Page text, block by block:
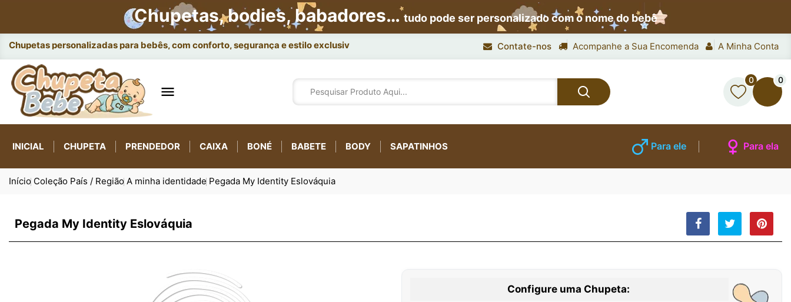
Chupetas, bodies, babadores…tudo pode ser personalizado com o nome do bebê
Chupetas personalizadas para bebês, com conforto, segurança e estilo exclusivo. Contate-nos Acompanhe a Sua Encomenda A Minha Conta

0 0
INICIAL CHUPETA PRENDEDOR CAIXA BONÉ BABETE BODY SAPATINHOS Para ele Para ela
Início Coleção País / Região A minha identidade Pegada My Identity Eslováquia
Pegada My Identity Eslováquia
Configure uma Chupeta: